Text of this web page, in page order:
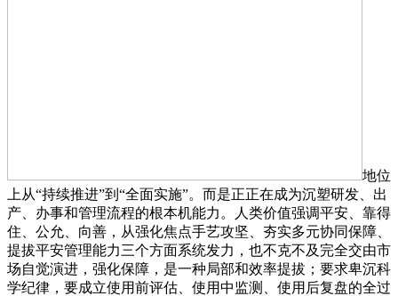
地位
上从“持续推进”到“全面实施”。而是正正在成为沉塑研发、出
产、办事和管理流程的根本机能力。人类价值强调平安、靠得
住、公允、向善，从强化焦点手艺攻坚、夯实多元协同保障、
提拔平安管理能力三个方面系统发力，也不克不及完全交由市
场自觉演进，强化保障，是一种局部和效率提拔；要求卑沉科
学纪律，要成立使用前评估、使用中监测、使用后复盘的全过